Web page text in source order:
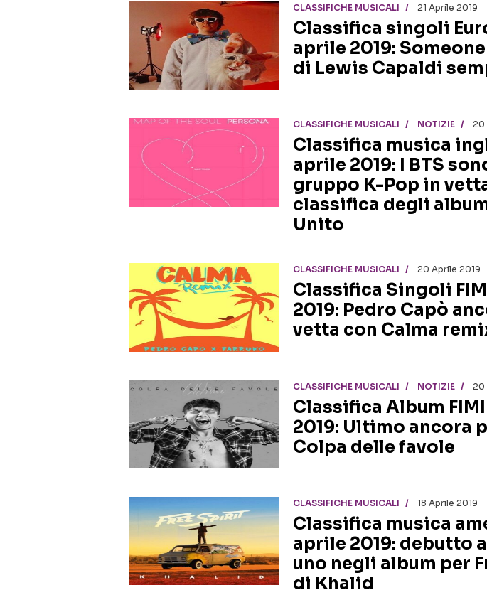
CLASSIFICHE MUSICALI 21 Aprile 2019
Classifica singoli
aprile 2019:
di Lewis Capaldi
CLASSIFICHE MUSICALI NOTIZIE 20
Classifica musica
aprile 2019: I BTS
gruppo K-Pop in
classifica degli
Unito
CLASSIFICHE MUSICALI 20 Aprile 2019
Classifica Singoli
2019: Pedro Capò
vetta con Calma
CLASSIFICHE MUSICALI NOTIZIE 20
Classifica Album
2019: Ultimo ancora
Colpa delle favole
CLASSIFICHE MUSICALI 18 Aprile 2019
Classifica musica
aprile 2019: debutto
uno negli album per
di Khalid